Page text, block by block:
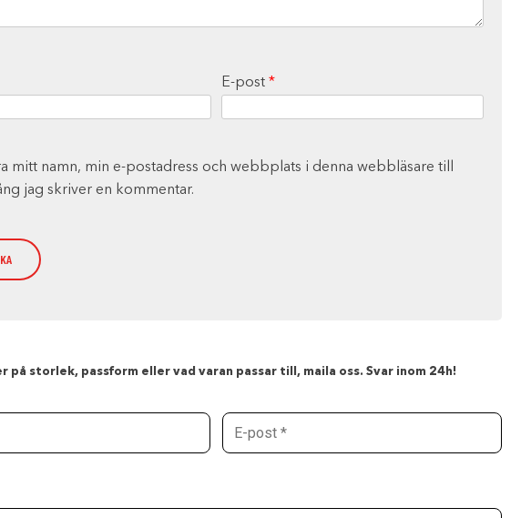
E-post*
mitt namn, min e-postadress och webbplats i denna webbläsare till
jag skriver en kommentar.
på storlek, passform eller vad varan passar till, maila oss. Svar inom 24h!